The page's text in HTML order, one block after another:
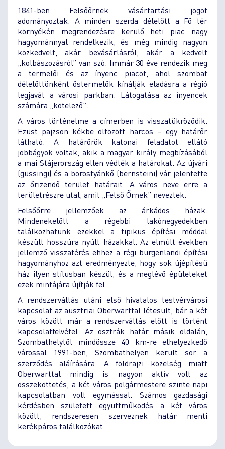
1841-ben Felsőőrnek vásártartási jogot
adományoztak. A minden szerda délelőtt a Fő tér
környékén megrendezésre kerülő heti piac nagy
hagyománnyal rendelkezik, és még mindig nagyon
közkedvelt, akár bevásárlásról, akár a kedvelt
„kolbászozásról” van szó. Immár 30 éve rendezik meg
a termelői és az ínyenc piacot, ahol szombat
délelőttönként őstermelők kínálják eladásra a régió
legjavát a városi parkban. Látogatása az ínyencek
számára „kötelező”.
A város történelme a címerben is visszatükröződik.
Ezüst pajzson kékbe öltözött harcos – egy határőr
látható. A határőrök katonai feladatot ellátó
jobbágyok voltak, akik a magyar király megbízásából
a mai Stájerország ellen védték a határokat. Az újvári
(güssingi) és a borostyánkő (bernsteini) vár jelentette
az őrizendő terület határait. A város neve erre a
területrészre utal, amit „Felső Őrnek” neveztek.
Felsőőrre jellemzőek az árkádos házak.
Mindenekelőtt a régebbi lakónegyedekben
találkozhatunk ezekkel a tipikus építési móddal
készült hosszúra nyúlt házakkal. Az elmúlt években
jellemző visszatérés ehhez a régi burgenlandi építési
hagyományhoz azt eredményezte, hogy sok újépítésű
ház ilyen stílusban készül, és a meglévő épületeket
ezek mintájára újítják fel.
A rendszerváltás utáni első hivatalos testvérvárosi
kapcsolat az ausztriai Oberwarttal létesült, bár a két
város között már a rendszerváltás előtt is történt
kapcsolatfelvétel. Az osztrák határ másik oldalán,
Szombathelytől mindössze 40 km-re elhelyezkedő
várossal 1991-ben, Szombathelyen került sor a
szerződés aláírására. A földrajzi közelség miatt
Oberwarttal mindig is nagyon aktív volt az
összeköttetés, a két város polgármestere szinte napi
kapcsolatban volt egymással. Számos gazdasági
kérdésben született együttműködés a két város
között, rendszeresen szerveznek határ menti
kerékpáros találkozókat.